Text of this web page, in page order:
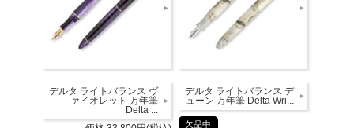
デルタ ライトバランス ヴ
ァイオレット 万年筆
Delta ...
デルタ ライトバランス デ
ューン 万年筆 Delta Wri...
欠品中